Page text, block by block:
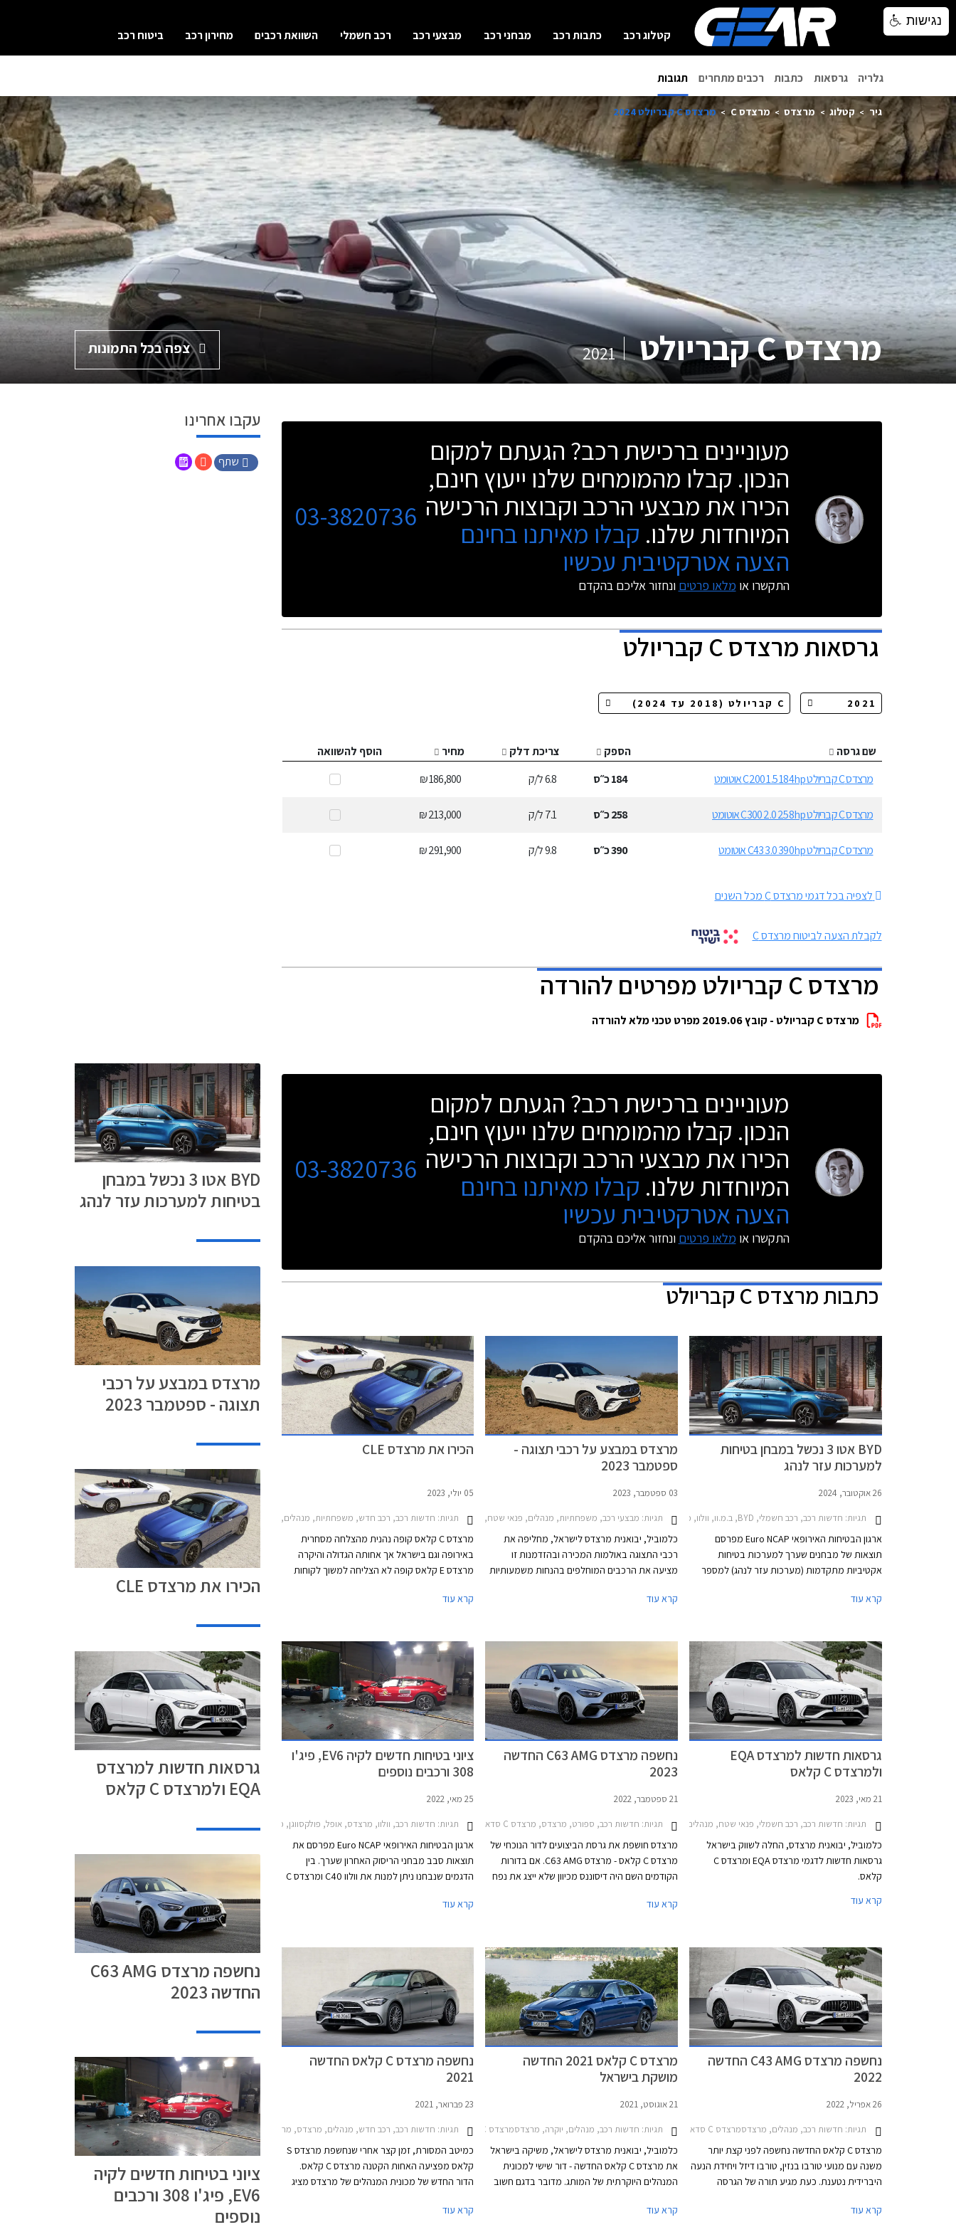
קטלוג רכב כתבות רכב מבחני רכב מבצעי רכב רכב חשמלי השוואת רכבים מחירון רכב ביטוח רכב
גלריה גרסאות כתבות רכבים מתחרים תגובות
גיר קטלוג מרצדס מרצדס C מרצדס C קבריולט 2024
מרצדס C קבריולט 2021 צפה בכל התמונות
מעוניינים ברכישת רכב? הגעתם למקום
הנכון. קבלו מהמומחים שלנו ייעוץ חינם,
הכירו את מבצעי הרכב וקבוצות הרכישה
המיוחדות שלנו. קבלו מאיתנו בחינם
הצעה אטרקטיבית עכשיו
התקשרו או מלאו פרטים ונחזור אליכם בהקדם
03-3820736
גרסאותמרצדס C קבריולט
שם גרסה הספק צריכת דלק מחיר
הוסף להשוואה
מרצדס C קבריולט C200 1.5 184hp אוטומט
184כ״ס 6.8ל/ק 186,800 ₪
מרצדס C קבריולט C300 2.0 258hp אוטומט 258כ״ס 7.1ל/ק 213,000 ₪
מרצדס C קבריולט C43 3.0 390hp אוטומט 390כ״ס 9.8ל/ק 291,900 ₪
לצפיה בכל דגמי מרצדס C מכל השנים
לקבלת הצעה לביטוח מרצדס C
מרצדס C קבריולט מפרטים להורדה
מרצדס C קבריולט - קובץ 2019.06 מפרט טכני מלא להורדה
עקבו אחרינו
שתף
מעוניינים ברכישת רכב? הגעתם למקום
הנכון. קבלו מהמומחים שלנו ייעוץ חינם,
הכירו את מבצעי הרכב וקבוצות הרכישה
המיוחדות שלנו. קבלו מאיתנו בחינם
הצעה אטרקטיבית עכשיו
התקשרו או מלאו פרטים ונחזור אליכם בהקדם
03-3820736
כתבותמרצדס C קבריולט
BYD אטו 3 נכשל במבחן בטיחות
למערכות עזר לנהג
26 אוקטובר, 2024
תגיות: חדשות רכב, רכב חשמלי, BYD, ב.מ.וו, וולוו, מרצדס, פולקסווגן, מרצדס C סדאן 2021-2026, BYD אטו 3 2022-2026, ב.מ.וו סדרה 5 2024-2026וולוו EC40 2022-2026
ארגון הבטיחות האירופאי Euro NCAP מפרסם
תוצאות של מבחנים שערך למערכות בטיחות
אקטיביות מתקדמות (מערכות עזר לנהג) למספר
הבטיחות האקטיביות של BYD אטו 3 בכבישים
בין-עירוניים.
קרא עוד
מרצדס במבצע על רכבי תצוגה -
ספטמבר 2023
03 ספטמבר, 2023
תגיות: מבצעי רכב, משפחתיות, מנהלים, פנאי שטח, מרצדס, מרצדס C סדאן 2021-2026, מרצדס C קופה 2018-2024, מרצדס CLA 2019-2024, מרצדס EQC 2020-2024, מרצדס GLA 2020-2024, מרצדס GLC 2022-2026מרצדס GLC קופה 2020-2024
כלמוביל, יבואנית מרצדס לישראל, מחליפה את
רכבי התצוגה באולמות המכירה ובהזדמנות זו
מציעה את הרכבים המוחלפים בהנחות משמעותיות
בכל אולמות התצוגה של מרצדס עד סוף ספטמבר
קרא עוד
הכירו את מרצדס CLE
05 יולי, 2023
תגיות: חדשות רכב, רכב חדש, משפחתיות, מנהלים, מרצדס, מרצדס C קופה 2018-2024, מרצדס E קופה 2021-2024, מרצדס CLE קבריולט 2024-2026, מרצדס CLE קופה 2024-2026מרצדס CLE
מרצדס C קלאס קופה נהנית מהצלחה מסחרית
באירופה וגם בישראל אך אחותה הגדולה והיקרה
מרצדס E קלאס קופה לא הצליחה למשוך לקוחות
קרא עוד
גרסאות חדשות למרצדס EQA
ולמרצדס C קלאס
21 מאי, 2023
תגיות: חדשות רכב, רכב חשמלי, פנאי שטח, מנהלים, מרצדס, מרצדס C סדאן 2021-2026מרצדס EQA 2021-2025
כלמוביל, יבואנית מרצדס, החלה לשווק בישראל
גרסאות חדשות לדגמי מרצדס EQA ומרצדס C
קלאס.
קרא עוד
נחשפה מרצדס C63 AMG החדשה
2023
21 ספטמבר, 2022
תגיות: חדשות רכב, ספורט, מרצדס, מרצדס C סדאן 2021-2026מרצדס C סדאן AMG 2018-2019
מרצדס חושפת את גרסת הביצועים לדור הנוכחי של
מרצדס C קלאס - מרצדס C63 AMG. אם בדורות
הקודמים השם היה דיסוננס מכיוון שלא ייצג את נפח
טורבו שסייע לו להגיע להספק מרבי של 510 כ"ס
בגרסאות S החזקות. והדור הנוכחי? הוא עושה
היסטוריה מסוימת כראשון להצטייד במנוע טורבו עם
4 צילינדרים בלבד, ולטובת תוספת מחץ מנוע
חשמלי וסוללה נטענת שהופכים אותו למרצדס AMG
PHEV הראשונה. תיכף תגלו שמדובר ביחידת הנעה
מרשימה במיוחד, אבל קשה מאוד שלא להתגעגע
לדורות היוצאים.
קרא עוד
ציוני בטיחות חדשים לקיה EV6, פיג'ו
308 ורכבים נוספים
25 מאי, 2022
תגיות: חדשות רכב, וולוו, מרצדס, אופל, פולקסווגן, פיג'ו, קיה, מרצדס C סדאן 2021-2026, וולוו EC40 2022-2026קיה EV6 2022-2024
ארגון הבטיחות האירופאי Euro NCAP מפרסם את
תוצאות סבב מבחני הריסוק האחרון שערך. בין
הדגמים שנבחנו ניתן למנות את וולוו C40 ומרצדס C
קרא עוד
נחשפה מרצדס C43 AMG החדשה
2022
26 אפריל, 2022
תגיות: חדשות רכב, מנהלים, מרצדסמרצדס C סדאן 2021-2026
מרצדס C קלאס החדשה נחשפה לפני קצת יותר
משנה עם מנועי טורבו בנזין, טורבו דיזל ויחידת הנעה
היברידית נטענת. כעת מגיע תורה של הגרסה
קרא עוד
מרצדס C קלאס 2021 החדשה
מושקת בישראל
21 אוגוסט, 2021
תגיות: חדשות רכב, מנהלים, יוקרה, מרצדסמרצדס C סדאן 2021-2026
כלמוביל, יבואנית מרצדס לישראל, משיקה בישראל
את מרצדס C קלאס החדשה - דור שישי למכונית
המנהלים היוקרתית של המותג. מדובר בדגם חשוב
מסירות מאז השקתו לראשונה. הדור היוצא לבדו
קרא עוד
נחשפה מרצדס C קלאס החדשה
2021
23 פברואר, 2021
תגיות: חדשות רכב, רכב חדש, מנהלים, מרצדס, מרצדס C סדאן 2018-2021מרצדס C סדאן 2021-2026
כמיטב המסורת, זמן קצר אחרי שנחשפת מרצדס S
קלאס מפציעה האחות הקטנה מרצדס C קלאס.
הדור החדש של מכונית המנהלים של מרצדס מציג
המותג עם מראה ספורטיבי ועיצוב שניתן להגדיר
קרא עוד
BYD אטו 3 נכשל במבחן
בטיחות למערכות עזר לנהג
מרצדס במבצע על רכבי
תצוגה - ספטמבר 2023
הכירו את מרצדס CLE
גרסאות חדשות למרצדס
EQA ולמרצדס C קלאס
נחשפה מרצדס C63 AMG
החדשה 2023
ציוני בטיחות חדשים לקיה
EV6, פיג'ו 308 ורכבים
נוספים
נגישות
נגישות